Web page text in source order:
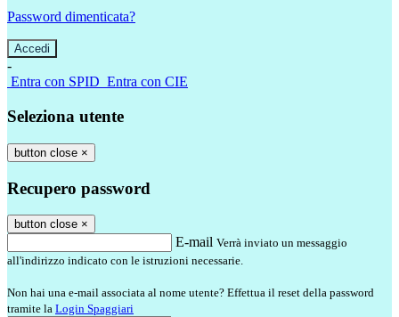
Password dimenticata?
-
Entra con SPID Entra con CIE
Seleziona utente
button close ×
Recupero password
button close ×
E-mail Verrà inviato un messaggio
all'indirizzo indicato con le istruzioni necessarie.
Non hai una e-mail associata al nome utente? Effettua il reset della password
tramite la Login Spaggiari